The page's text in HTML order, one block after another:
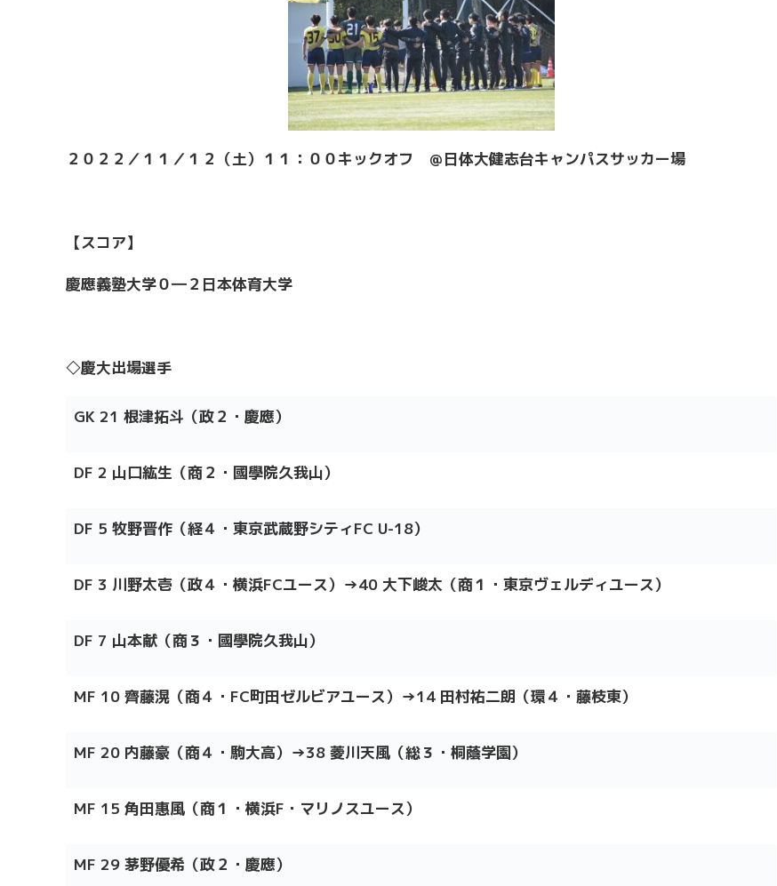
２０２２／１１／１２（土）１１：００キックオフ ＠日体大健志台キャンパスサッカー場
【スコア】
慶應義塾大学０―２日本体育大学
◇慶大出場選手
GK 21 根津拓斗（政２・慶應）
DF 2 山口紘生（商２・國學院久我山）
DF 5 牧野晋作（経４・東京武蔵野シティFC U-18）
DF 3 川野太壱（政４・横浜FCユース）→40 大下峻太（商１・東京ヴェルディユース）
DF 7 山本献（商３・國學院久我山）
MF 10 齊藤滉（商４・FC町田ゼルビアユース）→14 田村祐二朗（環４・藤枝東）
MF 20 内藤豪（商４・駒大高）→38 菱川天風（総３・桐蔭学園）
MF 15 角田惠風（商１・横浜F・マリノスユース）
MF 29 茅野優希（政２・慶應）